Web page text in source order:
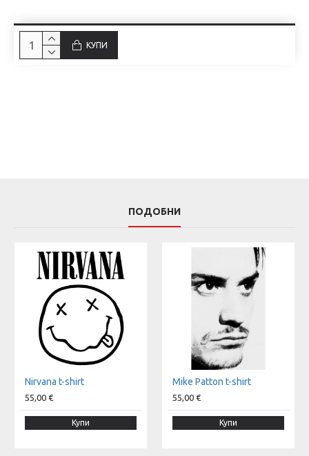
КУПИ
ПОДОБНИ
Nirvana t-shirt
55,00 €
Купи
Mike Patton t-shirt
55,00 €
Купи